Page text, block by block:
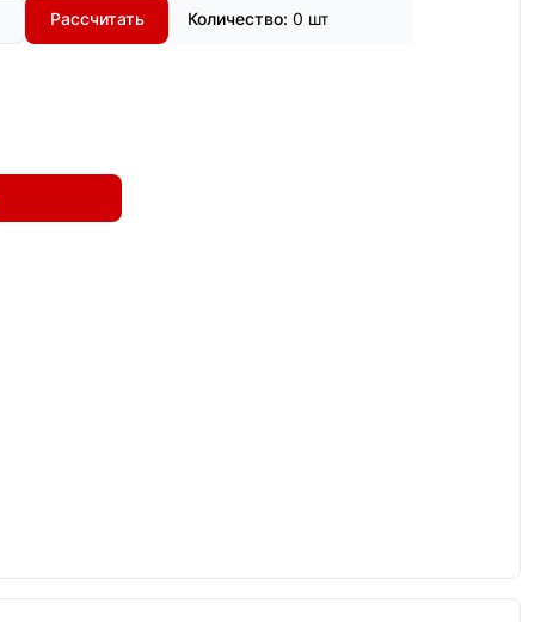
Рассчитать Количество: 0 шт